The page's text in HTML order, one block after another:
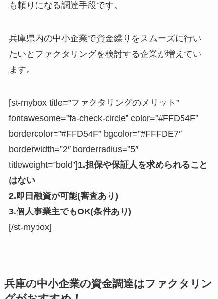
も頼りになる調達手段です。
兵庫県内の中小企業で資金繰りをスムーズに行い
たいとファクタリングを検討する企業が増えてい
ます。
[st-mybox title=”ファクタリングのメリット”
fontawesome=”fa-check-circle” color=”#FFD54F”
bordercolor=”#FFD54F” bgcolor=”#FFFDE7″
borderwidth=”2″ borderradius=”5″
titleweight=”bold”]1.担保や保証人を求められること
はない
2.即日融資が可能(審査あり)
3.個人事業主でもOK(条件あり)
[/st-mybox]
兵庫の中小企業の資金調達はファクタリン